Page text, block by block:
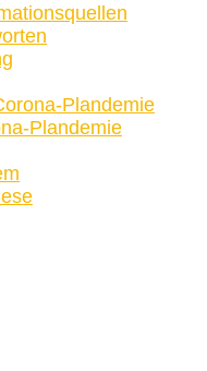
Plandemie
Plandemie